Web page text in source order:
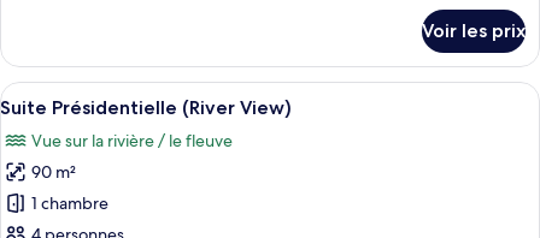
View)
le
type
de
Suite
Premium
(River
View)
Voir les prix
Afficher
toutes
les
photos
pour
Une chambre d’hôtel moderne
4
Suite Présidentielle (River View)
Vue sur la rivière / le fleuve
90 m²
1 chambre